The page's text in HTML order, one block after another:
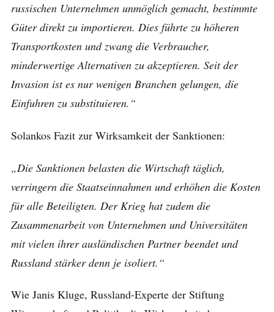
russischen Unternehmen unmöglich gemacht, bestimmte
Güter direkt zu importieren. Dies führte zu höheren
Transportkosten und zwang die Verbraucher,
minderwertige Alternativen zu akzeptieren. Seit der
Invasion ist es nur wenigen Branchen gelungen, die
Einfuhren zu substituieren.“
Solankos Fazit zur Wirksamkeit der Sanktionen:
„Die Sanktionen belasten die Wirtschaft täglich,
verringern die Staatseinnahmen und erhöhen die Kosten
für alle Beteiligten. Der Krieg hat zudem die
Zusammenarbeit von Unternehmen und Universitäten
mit vielen ihrer ausländischen Partner beendet und
Russland stärker denn je isoliert.“
Wie Janis Kluge, Russland-Experte der Stiftung